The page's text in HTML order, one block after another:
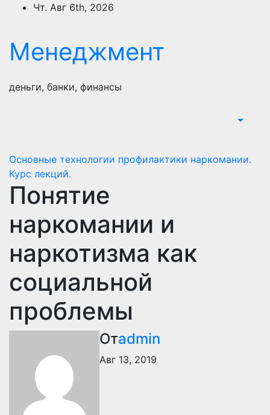
ПерейтиЧт. Авг 6th, 2026
Менеджмент
деньги, банки, финансы
Основные технологии профилактики наркомании.
Курс лекций.
Понятие
наркомании и
наркотизма как
социальной
проблемы
Отadmin
Авг 13, 2019